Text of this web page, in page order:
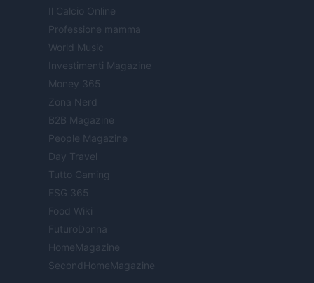
Il Calcio Online
Professione mamma
World Music
Investimenti Magazine
Money 365
Zona Nerd
B2B Magazine
People Magazine
Day Travel
Tutto Gaming
ESG 365
Food Wiki
FuturoDonna
HomeMagazine
SecondHomeMagazine